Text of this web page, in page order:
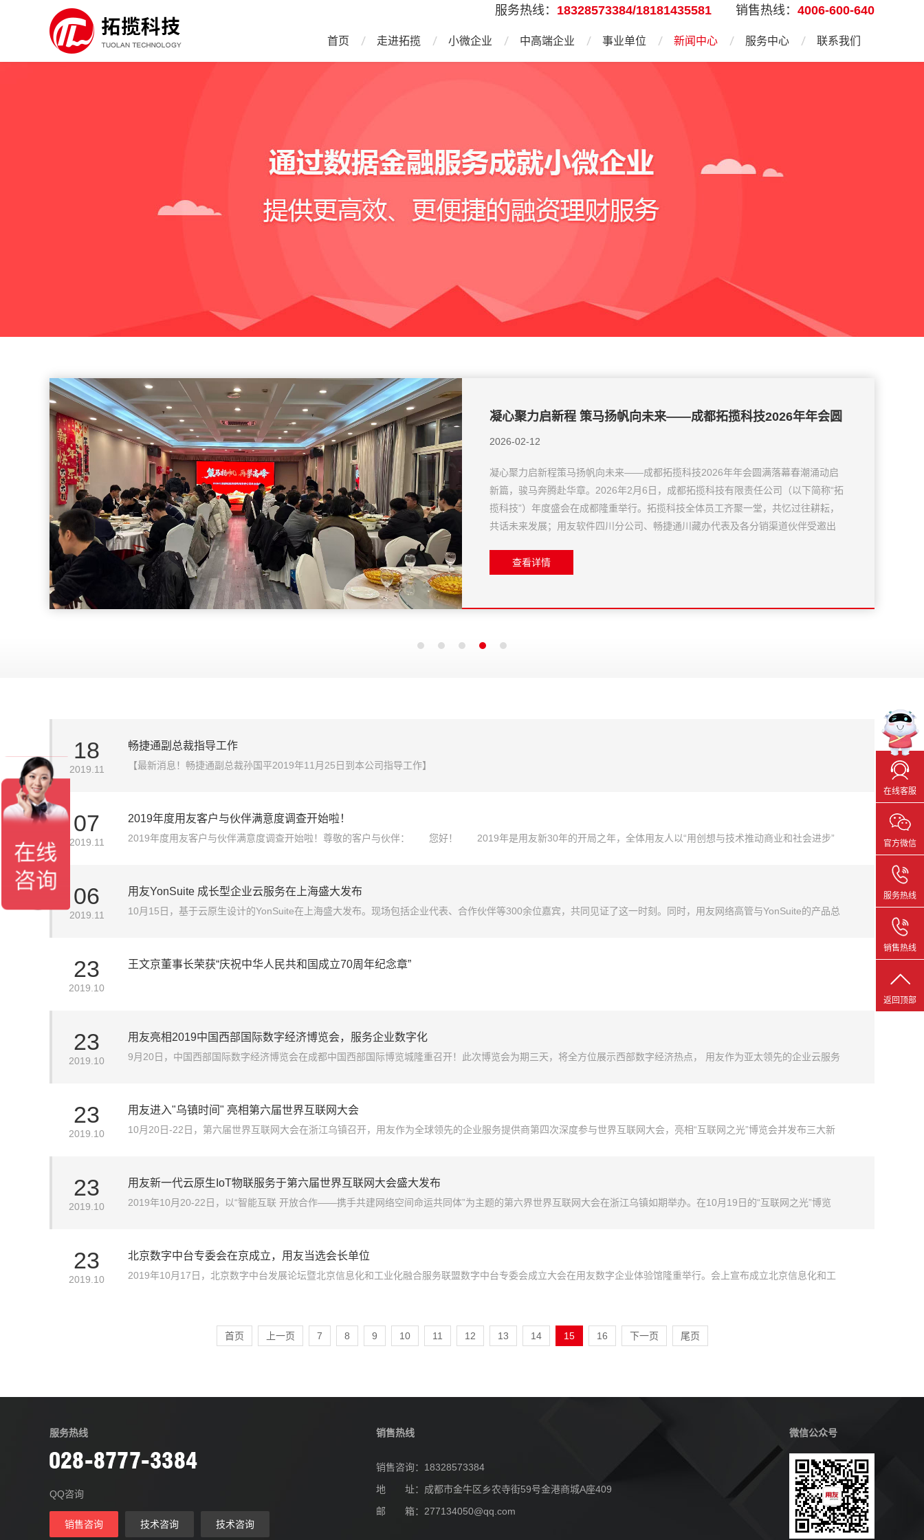
首页 走进拓揽 小微企业 中高端企业 事业单位 新闻中心 服务中心 联系我们
服务热线： 18328573384/18181435581 销售热线： 4006-600-640
凝心聚力启新程 策马扬帆向未来——成都拓揽科技2026年年会圆
满落幕
2026-02-12
凝心聚力启新程策马扬帆向未来——成都拓揽科技2026年年会圆满落幕春潮涌动启
新篇，骏马奔腾赴华章。2026年2月6日，成都拓揽科技有限责任公司（以下简称“拓
揽科技”）年度盛会在成都隆重举行。拓揽科技全体员工齐聚一堂，共忆过往耕耘，
共话未来发展；用友软件四川分公司、畅捷通川藏办代表及各分销渠道伙伴受邀出
查看详情
18
2019.11
畅捷通副总裁指导工作
【最新消息！畅捷通副总裁孙国平2019年11月25日到本公司指导工作】
07
2019.11
2019年度用友客户与伙伴满意度调查开始啦！
2019年度用友客户与伙伴满意度调查开始啦！尊敬的客户与伙伴： 您好！ 2019年是用友新30年的开局之年，全体用友人以“用创想与技术推动商业和社会进步”
06
2019.11
用友YonSuite 成长型企业云服务在上海盛大发布
10月15日，基于云原生设计的YonSuite在上海盛大发布。现场包括企业代表、合作伙伴等300余位嘉宾，共同见证了这一时刻。同时，用友网络高管与YonSuite的产品总
23
2019.10
王文京董事长荣获“庆祝中华人民共和国成立70周年纪念章”
23
2019.10
用友亮相2019中国西部国际数字经济博览会，服务企业数字化
9月20日，中国西部国际数字经济博览会在成都中国西部国际博览城隆重召开！此次博览会为期三天，将全方位展示西部数字经济热点， 用友作为亚太领先的企业云服务
23
2019.10
用友进入"乌镇时间" 亮相第六届世界互联网大会
10月20日-22日，第六届世界互联网大会在浙江乌镇召开，用友作为全球领先的企业服务提供商第四次深度参与世界互联网大会，亮相“互联网之光”博览会并发布三大新
23
2019.10
用友新一代云原生IoT物联服务于第六届世界互联网大会盛大发布
2019年10月20-22日，以“智能互联 开放合作——携手共建网络空间命运共同体”为主题的第六界世界互联网大会在浙江乌镇如期举办。在10月19日的“互联网之光”博览
23
2019.10
北京数字中台专委会在京成立，用友当选会长单位
2019年10月17日，北京数字中台发展论坛暨北京信息化和工业化融合服务联盟数字中台专委会成立大会在用友数字企业体验馆隆重举行。会上宣布成立北京信息化和工
首页 上一页 7 8 9 10 11 12 13 14 15 16 下一页 尾页
服务热线
QQ咨询
销售咨询 技术咨询 技术咨询
销售热线
销售咨询：18328573384
地 址：成都市金牛区乡农寺街59号金港商城A座409
邮 箱：277134050@qq.com
微信公众号
在线客服
官方微信
服务热线
销售热线
返回顶部